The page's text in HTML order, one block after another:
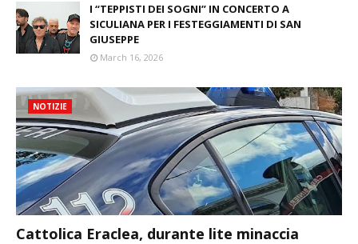
I “TEPPISTI DEI SOGNI” IN CONCERTO A
SICULIANA PER I FESTEGGIAMENTI DI SAN
GIUSEPPE
March 16, 2026
NOTIZIE
Cattolica Eraclea, durante lite minaccia